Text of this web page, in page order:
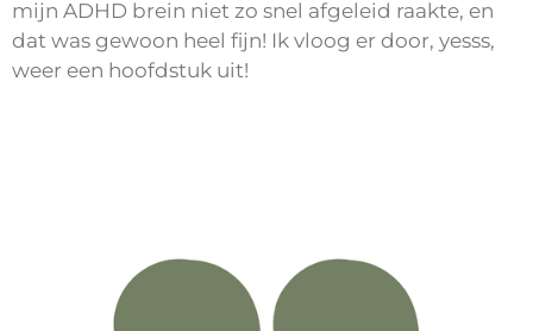
mijn ADHD brein niet zo snel afgeleid raakte, en
dat was gewoon heel fijn! Ik vloog er door, yesss,
weer een hoofdstuk uit!